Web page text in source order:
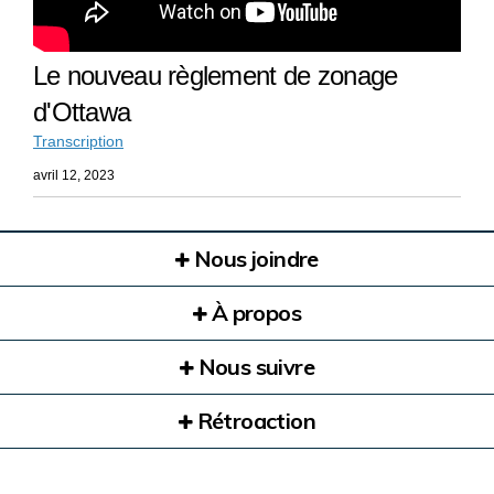
Le nouveau règlement de zonage
d'Ottawa
Transcription
avril 12, 2023
Nous joindre
À propos
Nous suivre
Rétroaction